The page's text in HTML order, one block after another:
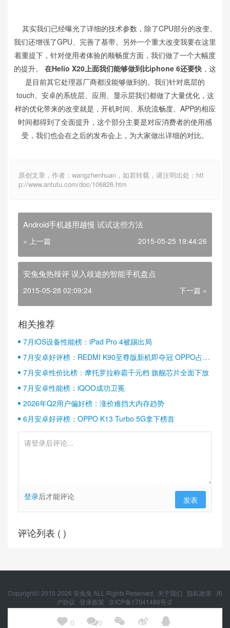
其实我们已经曝光了详细的技术参数，除了CPU部分的改变、
我们还增强了GPU、完善了基带。另外一个重大改变我要在这里
着重提下，针对使用者体验的顺畅度方面，我们做了一个大幅度
的提升。 在Helio X20上面我们能够做到比iphone 6还要快 ，这
是目前其它处理器厂商都没能够做到的。我们针对底层的
touch、安卓的系统层、应用、显示层我们都做了大量优化，这
样的优化带来的改变就是，开机时间、系统流畅度、APP的相应
时间都得到了全面提升，这个部分主要是对应消费者的使用感
受，我们也会在之后的发布会上，为大家做出详细的对比。
原创文章，作者：wangzhenhuan，如若转载，请注明出处：htt
p://www.antutu.com/doc/106826.htm
 0 0   
Android手机越用越慢 试试这些方法
« 上一篇 2015-05-25 19:44:26
安兔兔热辣评 误入歧途的智能手机盘点
2015-05-28 02:09:24 下一篇 »
相关推荐
7月iOS设备性能榜：iPad Pro 4被踢出局
7月安卓好评榜：REDMI K90至尊版新机即夺冠 OPPO占据
半壁江山
7月安卓性价比榜：摩托罗拉称霸千元档 旗舰芯片全面下放
7月安卓性能榜：iQOO成功卫冕
2026年Q2用户偏好榜：涨价难挡大内存趋势
6月安卓好评榜：OPPO K13 Turbo 5G拿下榜首
登录后才能评论 发表
评论列表 ( )
Copyright© 2010-2026 安兔兔 ALL Rights Reserved. 关于我们 隐私政策
用
户协议
登录政策
京ICP备17041489号-2
京公网安备 11010502054377号